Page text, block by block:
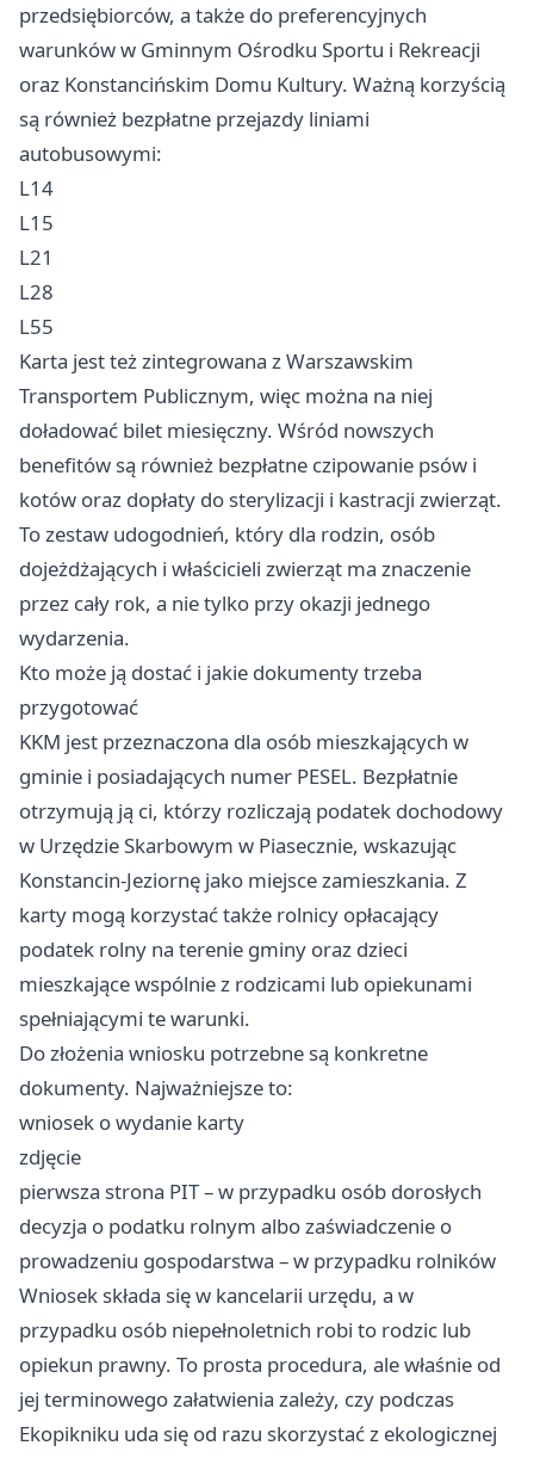
przedsiębiorców, a także do preferencyjnych
warunków w Gminnym Ośrodku Sportu i Rekreacji
oraz Konstancińskim Domu Kultury. Ważną korzyścią
są również bezpłatne przejazdy liniami
autobusowymi:
L14
L15
L21
L28
L55
Karta jest też zintegrowana z Warszawskim
Transportem Publicznym, więc można na niej
doładować bilet miesięczny. Wśród nowszych
benefitów są również bezpłatne czipowanie psów i
kotów oraz dopłaty do sterylizacji i kastracji zwierząt.
To zestaw udogodnień, który dla rodzin, osób
dojeżdżających i właścicieli zwierząt ma znaczenie
przez cały rok, a nie tylko przy okazji jednego
wydarzenia.
Kto może ją dostać i jakie dokumenty trzeba
przygotować
KKM jest przeznaczona dla osób mieszkających w
gminie i posiadających numer PESEL. Bezpłatnie
otrzymują ją ci, którzy rozliczają podatek dochodowy
w Urzędzie Skarbowym w Piasecznie, wskazując
Konstancin-Jeziornę jako miejsce zamieszkania. Z
karty mogą korzystać także rolnicy opłacający
podatek rolny na terenie gminy oraz dzieci
mieszkające wspólnie z rodzicami lub opiekunami
spełniającymi te warunki.
Do złożenia wniosku potrzebne są konkretne
dokumenty. Najważniejsze to:
wniosek o wydanie karty
zdjęcie
pierwsza strona PIT – w przypadku osób dorosłych
decyzja o podatku rolnym albo zaświadczenie o
prowadzeniu gospodarstwa – w przypadku rolników
Wniosek składa się w kancelarii urzędu, a w
przypadku osób niepełnoletnich robi to rodzic lub
opiekun prawny. To prosta procedura, ale właśnie od
jej terminowego załatwienia zależy, czy podczas
Ekopikniku uda się od razu skorzystać z ekologicznej